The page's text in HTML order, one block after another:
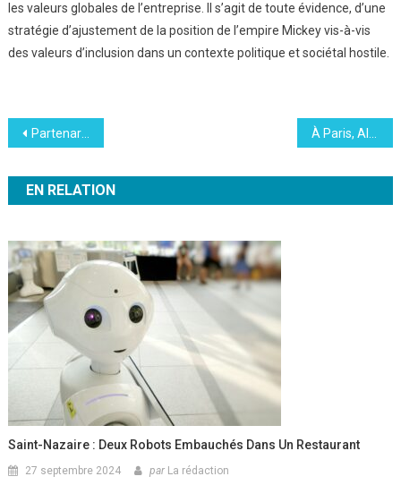
les valeurs globales de l’entreprise. Il s’agit de toute évidence, d’une
stratégie d’ajustement de la position de l’empire Mickey vis-à-vis
des valeurs d’inclusion dans un contexte politique et sociétal hostile.
Navigation
de
l’article
Partenariat avec Avegott : Stelogy accélère sa « démarche éco-responsable »
EN RELATION
Saint-Nazaire : Deux Robots Embauchés Dans Un Restaurant
27 septembre 2024 par La rédaction